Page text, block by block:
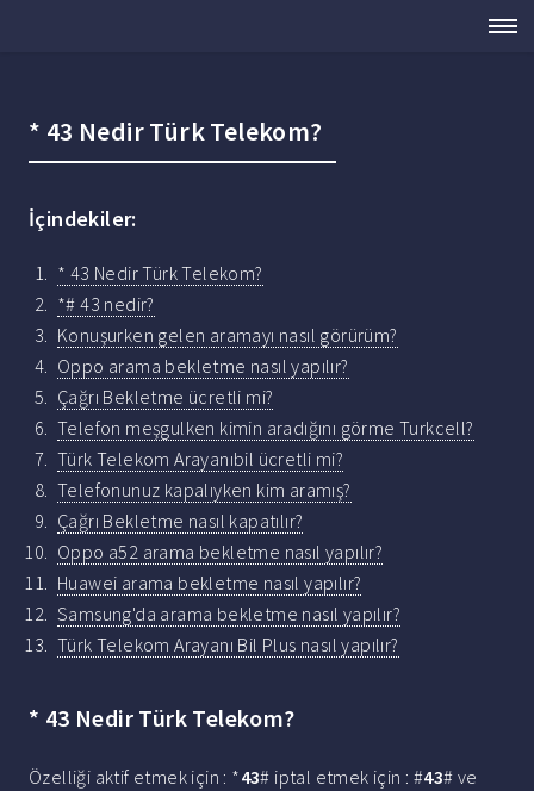
* 43 Nedir Türk Telekom?
İçindekiler:
* 43 Nedir Türk Telekom?
*# 43 nedir?
Konuşurken gelen aramayı nasıl görürüm?
Oppo arama bekletme nasıl yapılır?
Çağrı Bekletme ücretli mi?
Telefon meşgulken kimin aradığını görme Turkcell?
Türk Telekom Arayanıbil ücretli mi?
Telefonunuz kapalıyken kim aramış?
Çağrı Bekletme nasıl kapatılır?
Oppo a52 arama bekletme nasıl yapılır?
Huawei arama bekletme nasıl yapılır?
Samsung'da arama bekletme nasıl yapılır?
Türk Telekom Arayanı Bil Plus nasıl yapılır?
* 43 Nedir Türk Telekom?
Özelliği aktif etmek için : *43# iptal etmek için : #43# ve